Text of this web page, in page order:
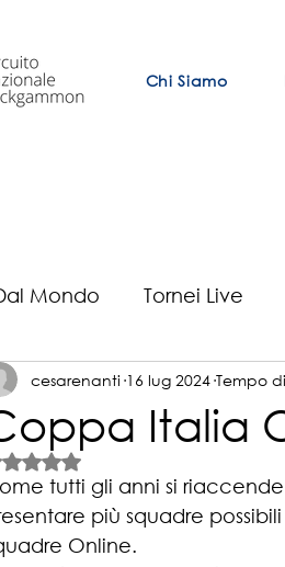
Chi Siamo
Mondo Tornei Live
secondo Selveuse
Italia
cesarenanti 16 lug 2024 Tempo
Valutazione NaN stelle su 5.
tutti gli anni si
più squadre
Online.